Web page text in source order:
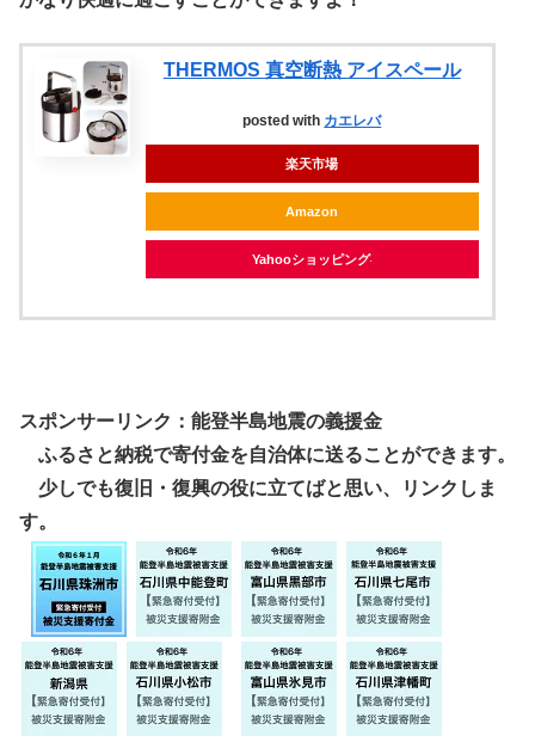
THERMOS 真空断熱 アイスペール
posted with カエレバ
楽天市場
Amazon
Yahooショッピング
スポンサーリンク：能登半島地震の義援金
ふるさと納税で寄付金を自治体に送ることができます。
少しでも復旧・復興の役に立てばと思い、リンクしま
す。